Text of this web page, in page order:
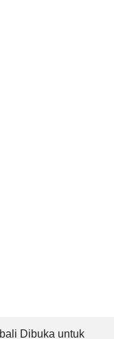
Dibuka untuk